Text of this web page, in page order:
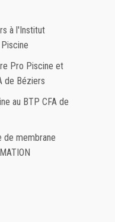
à l'Institut
Pro Piscine et
de Béziers
au BTP CFA de
de membrane